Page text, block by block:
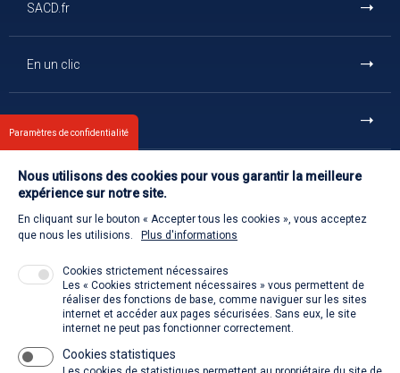
SACD.fr
En un clic
La SACD partout, quand vous voulez
Contact
Retour à l'accueil
Venir à la SACD
Paramètres de confidentialité
Nous utilisons des cookies pour vous garantir la meilleure
expérience sur notre site.
En cliquant sur le bouton « Accepter tous les cookies », vous acceptez
que nous les utilisions.
Plus d'informations
Cookies strictement nécessaires
Les « Cookies strictement nécessaires » vous permettent de
réaliser des fonctions de base, comme naviguer sur les sites
internet et accéder aux pages sécurisées. Sans eux, le site
internet ne peut pas fonctionner correctement.
Cookies statistiques